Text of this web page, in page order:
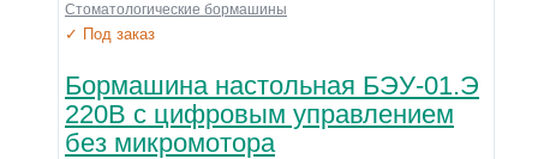
Стоматологические бормашины
✓ Под заказ
Бормашина настольная БЭУ-01.Э
220В с цифровым управлением
без микромотора